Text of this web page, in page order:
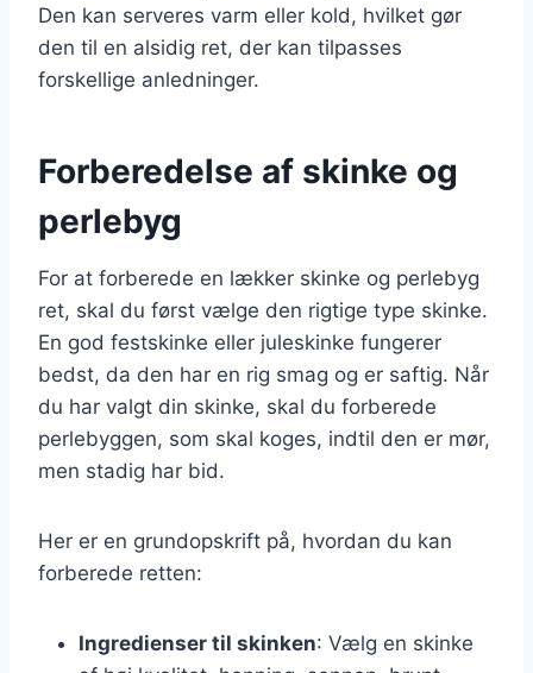
Den kan serveres varm eller kold, hvilket gør
den til en alsidig ret, der kan tilpasses
forskellige anledninger.
Forberedelse af skinke og
perlebyg
For at forberede en lækker skinke og perlebyg
ret, skal du først vælge den rigtige type skinke.
En god festskinke eller juleskinke fungerer
bedst, da den har en rig smag og er saftig. Når
du har valgt din skinke, skal du forberede
perlebyggen, som skal koges, indtil den er mør,
men stadig har bid.
Her er en grundopskrift på, hvordan du kan
forberede retten:
Ingredienser til skinken: Vælg en skinke